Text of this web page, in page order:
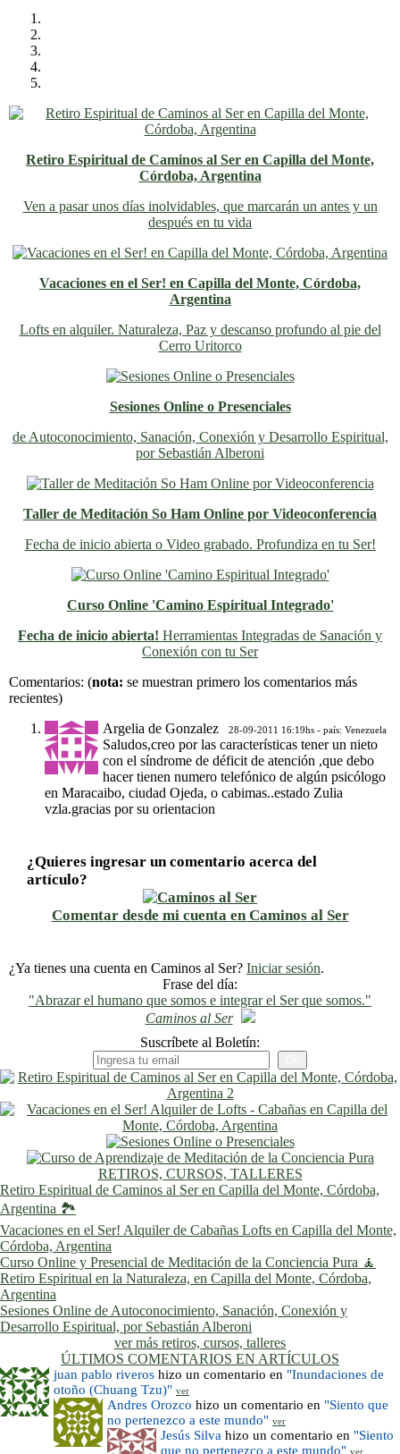
Retiro Espiritual de Caminos al Ser en Capilla del Monte,
Córdoba, Argentina
Ven a pasar unos días inolvidables, que marcarán un antes y un
después en tu vida
Vacaciones en el Ser! en Capilla del Monte, Córdoba,
Argentina
Lofts en alquiler. Naturaleza, Paz y descanso profundo al pie del
Cerro Uritorco
Sesiones Online o Presenciales
de Autoconocimiento, Sanación, Conexión y Desarrollo Espiritual,
por Sebastián Alberoni
Taller de Meditación So Ham Online por Videoconferencia
Fecha de inicio abierta o Video grabado. Profundiza en tu Ser!
Curso Online 'Camino Espiritual Integrado'
Fecha de inicio abierta! Herramientas Integradas de Sanación y
Conexión con tu Ser
Previo
Siguiente
Comentarios: (nota: se muestran primero los comentarios más
recientes)
Argelia de Gonzalez
28-09-2011 16:19hs - país: Venezuela
Saludos,creo por las características tener un nieto
con el síndrome de déficit de atención ,que debo
hacer tienen numero telefónico de algún psicólogo
en Maracaibo, ciudad Ojeda, o cabimas..estado Zulia
vzla.gracias por su orientacion
¿Quieres ingresar un comentario acerca del
artículo?
Comentar desde mi cuenta en Caminos al Ser
¿Ya tienes una cuenta en Caminos al Ser? Iniciar sesión.
Frase del día:
"Abrazar el humano que somos e integrar el Ser que somos."
Caminos al Ser
Suscríbete al Boletín:
RETIROS, CURSOS, TALLERES
Retiro Espiritual de Caminos al Ser en Capilla del Monte, Córdoba,
Argentina 🏞️
Vacaciones en el Ser! Alquiler de Cabañas Lofts en Capilla del Monte,
Córdoba, Argentina
Curso Online y Presencial de Meditación de la Conciencia Pura 🧘
Retiro Espiritual en la Naturaleza, en Capilla del Monte, Córdoba,
Argentina
Sesiones Online de Autoconocimiento, Sanación, Conexión y
Desarrollo Espiritual, por Sebastián Alberoni
ver más retiros, cursos, talleres
ÚLTIMOS COMENTARIOS EN ARTÍCULOS
juan pablo riveros hizo un comentario en "Inundaciones de
otoño (Chuang Tzu)" ver
Andres Orozco hizo un comentario en "Siento que
no pertenezco a este mundo" ver
Jesús Silva hizo un comentario en "Siento
que no pertenezco a este mundo" ver